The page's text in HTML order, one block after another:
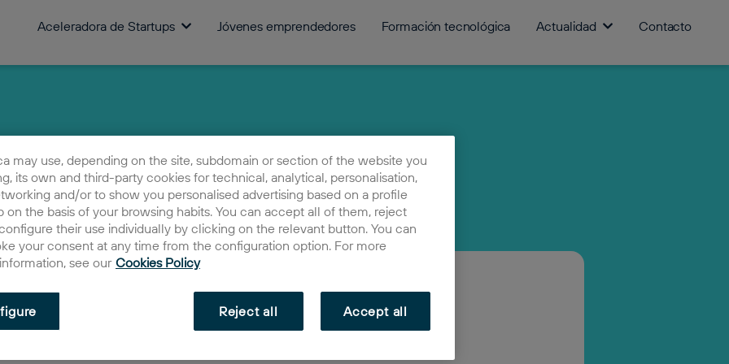
Aceleradora de Startups Jóvenes emprendedores Formación tecnológica Actualidad Contacto
Heracles Gaming S.L.
may use, depending on the site, subdomain or section of the website you
its own and third-party cookies for technical, analytical, personalisation,
and/or to show you personalised advertising based on a profile
on the basis of your browsing habits. You can accept all of them, reject
their use individually by clicking on the relevant button. You can
your consent at any time from the configuration option. For more
see our Cookies Policy
Reject all Accept all